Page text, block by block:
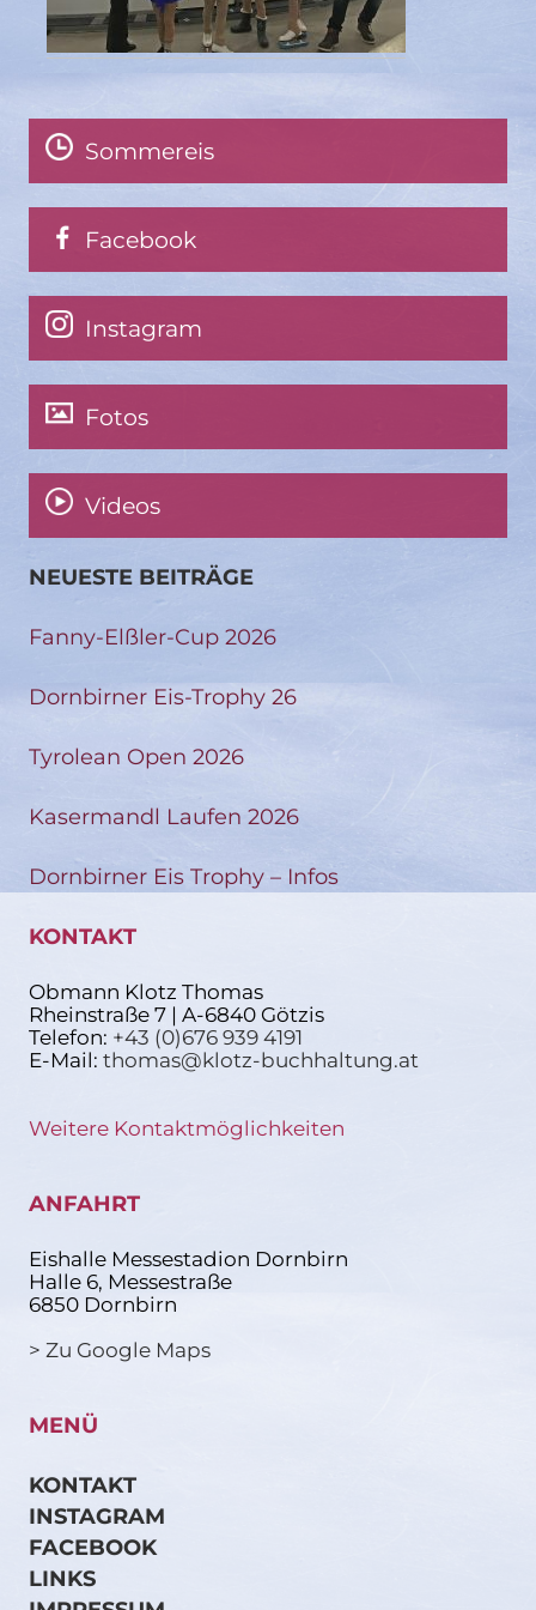
Sommereis
Facebook
Instagram
Fotos
Videos
NEUESTE BEITRÄGE
Fanny-Elßler-Cup 2026
Dornbirner Eis-Trophy 26
Tyrolean Open 2026
Kasermandl Laufen 2026
Dornbirner Eis Trophy – Infos
KONTAKT
Obmann Klotz Thomas
Rheinstraße 7 | A-6840 Götzis
Telefon: +43 (0)676 939 4191
E-Mail: thomas@klotz-buchhaltung.at
Weitere Kontaktmöglichkeiten
ANFAHRT
Eishalle Messestadion Dornbirn
Halle 6, Messestraße
6850 Dornbirn
> Zu Google Maps
MENÜ
KONTAKT
INSTAGRAM
FACEBOOK
LINKS